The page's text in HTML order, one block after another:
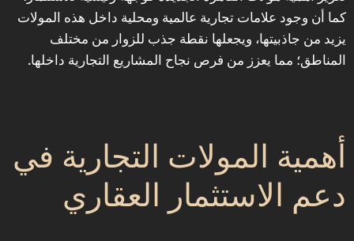
كما أن وجود علامات تجارية عالمية ومحلية داخل هذه المولات
يزيد من جاذبيتها، ويجعلها نقطة جذب للزوار من مختلف
المناطق؛ مما يعزز من فرص نجاح المشاريع التجارية داخلها.
‎أهمية المولات التجارية في
دعم الاستثمار العقاري